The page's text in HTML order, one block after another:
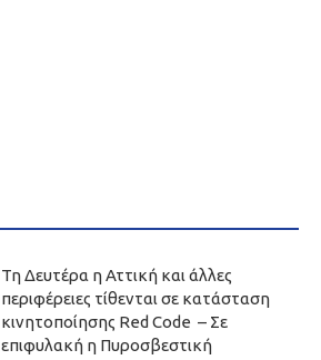
Τη Δευτέρα η Αττική και άλλες
περιφέρειες τίθενται σε κατάσταση
κινητοποίησης Red Code – Σε
επιφυλακή η Πυροσβεστική